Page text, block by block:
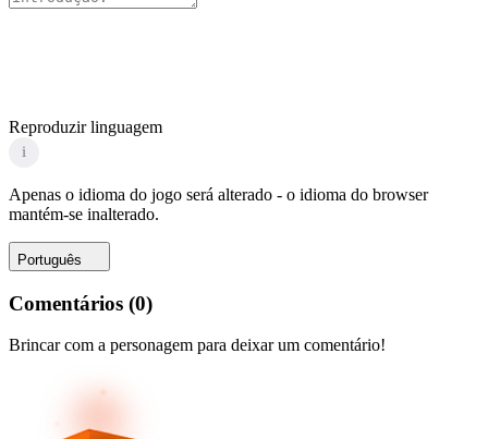
Reproduzir linguagem
i
Apenas o idioma do jogo será alterado - o idioma do browser
mantém-se inalterado.
Português
Comentários (0)
Brincar com a personagem para deixar um comentário!